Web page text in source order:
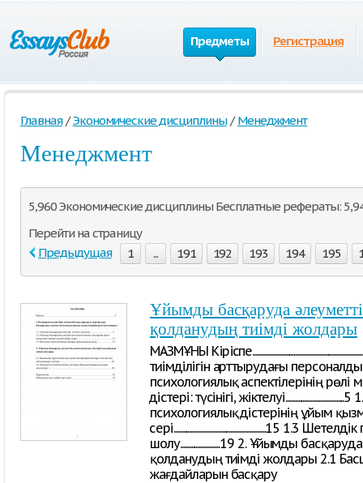
Предметы Регистрация
Главная / Экономические дисциплины / Менеджмент
Менеджмент
5,960 Экономические дисциплины Бесплатные рефераты:
Перейти на страницу
Предыдущая
1 ... 191 192 193 194 195
Ұйымды басқаруда
қолданудың тиімді жолдары
МAЗМҰНЫ
тиімділігін арттырудағы
психологиялық аспектілерінің
әдістері: түсінігі,
психологиялық әдістерінің ұйым
әсері..........................................................15
шолу.........................19 2. Ұйымды
қолданудың тиімді жолдары 2.1
жағдайларын басқару